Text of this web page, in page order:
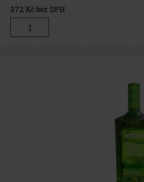
372 Kč bez DPH